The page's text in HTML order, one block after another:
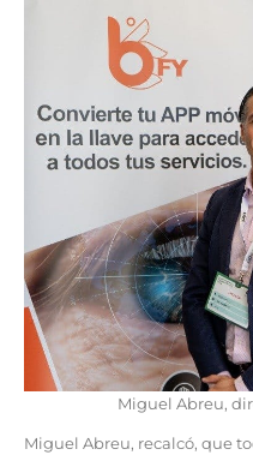
Miguel Abreu,
Miguel Abreu, recalcó, que